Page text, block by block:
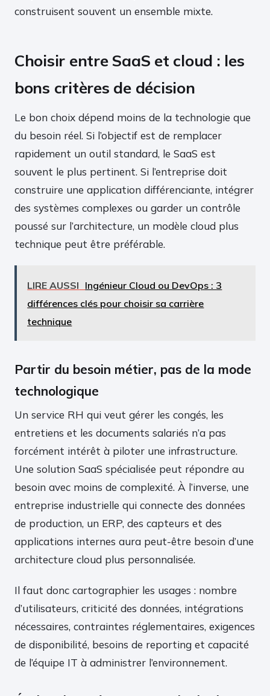
construisent souvent un ensemble mixte.
Choisir entre SaaS et cloud : les
bons critères de décision
Le bon choix dépend moins de la technologie que
du besoin réel. Si l’objectif est de remplacer
rapidement un outil standard, le SaaS est
souvent le plus pertinent. Si l’entreprise doit
construire une application différenciante, intégrer
des systèmes complexes ou garder un contrôle
poussé sur l’architecture, un modèle cloud plus
technique peut être préférable.
LIRE AUSSI Ingénieur Cloud ou DevOps : 3
différences clés pour choisir sa carrière
technique
Partir du besoin métier, pas de la mode
technologique
Un service RH qui veut gérer les congés, les
entretiens et les documents salariés n’a pas
forcément intérêt à piloter une infrastructure.
Une solution SaaS spécialisée peut répondre au
besoin avec moins de complexité. À l’inverse, une
entreprise industrielle qui connecte des données
de production, un ERP, des capteurs et des
applications internes aura peut-être besoin d’une
architecture cloud plus personnalisée.
Il faut donc cartographier les usages : nombre
d’utilisateurs, criticité des données, intégrations
nécessaires, contraintes réglementaires, exigences
de disponibilité, besoins de reporting et capacité
de l’équipe IT à administrer l’environnement.